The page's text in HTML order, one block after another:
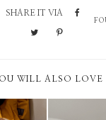
SHARE IT VIA
WILL ALSO LOVE